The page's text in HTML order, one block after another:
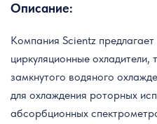
Описание:
Компания Scientz
циркуляционные
замкнутого водяного
для охлаждения роторных
абсорбционных